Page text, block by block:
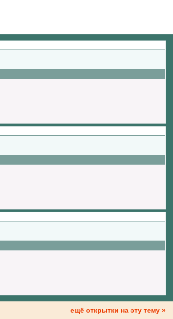
ещё открытки на эту тему »